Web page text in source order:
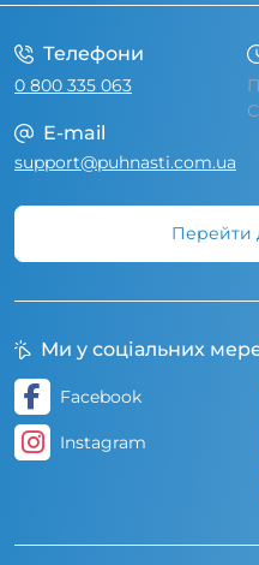
Телефони
0 800 335 063
E-mail
support@puhnasti.com.ua
Перейти
Ми у соціальних
Facebook
Instagram